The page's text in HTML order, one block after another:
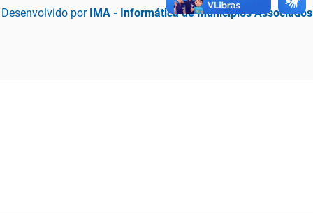
Desenvolvido por IMA - Informática de Municípios Associados